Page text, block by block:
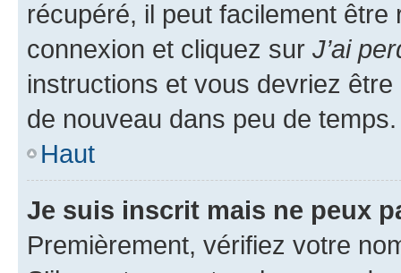
récupéré, il peut facilement
connexion et cliquez sur J’ai
instructions et vous devriez
de nouveau dans peu de temps.
Haut
Je suis inscrit mais ne peux
Premièrement, vérifiez votre